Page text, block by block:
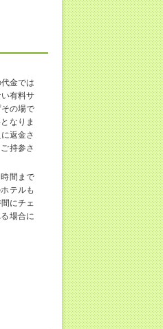
金では
有料サ
の場で
なりま
返金さ
持参さ
間まで
テルも
にチェ
場合に